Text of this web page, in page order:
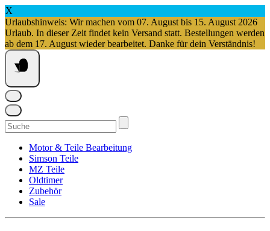
X
Urlaubshinweis: Wir machen vom 07. August bis 15. August 2026
Urlaub. In dieser Zeit findet kein Versand statt. Bestellungen werden
ab dem 17. August wieder bearbeitet. Danke für dein Verständnis!
Springe
zum
Inhalt
Suchen
nach:
Motor & Teile Bearbeitung
Simson Teile
MZ Teile
Oldtimer
Zubehör
Sale